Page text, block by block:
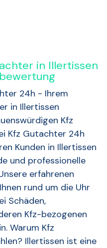
in Illertissen
24h - Ihrem
in Illertissen
Kfz
Kfz Gutachter 24h
Kunden in Illertissen
und professionelle
erfahrenen
rund um die Uhr
Schäden,
Kfz-bezogenen
Warum Kfz
Illertissen ist eine